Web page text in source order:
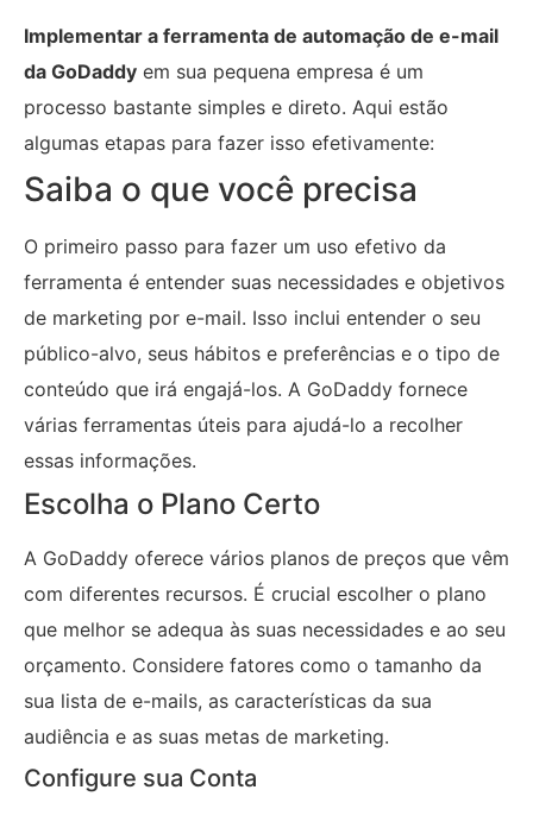
Implementar a ferramenta de automação de e-mail
da GoDaddy em sua pequena empresa é um
processo bastante simples e direto. Aqui estão
algumas etapas para fazer isso efetivamente:
Saiba o que você precisa
O primeiro passo para fazer um uso efetivo da
ferramenta é entender suas necessidades e objetivos
de marketing por e-mail. Isso inclui entender o seu
público-alvo, seus hábitos e preferências e o tipo de
conteúdo que irá engajá-los. A GoDaddy fornece
várias ferramentas úteis para ajudá-lo a recolher
essas informações.
Escolha o Plano Certo
A GoDaddy oferece vários planos de preços que vêm
com diferentes recursos. É crucial escolher o plano
que melhor se adequa às suas necessidades e ao seu
orçamento. Considere fatores como o tamanho da
sua lista de e-mails, as características da sua
audiência e as suas metas de marketing.
Configure sua Conta